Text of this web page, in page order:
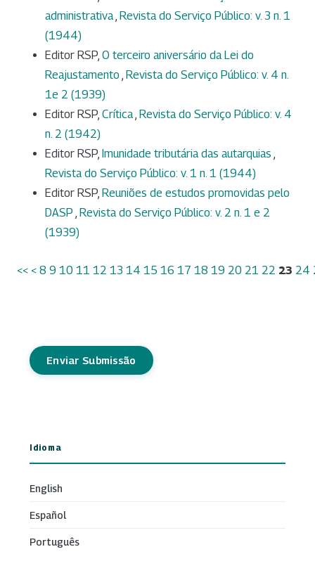
administrativa, Revista do Serviço Público: v. 3 n. 1
(1944)
Editor RSP, O terceiro aniversário da Lei do
Reajustamento , Revista do Serviço Público: v. 4 n.
1e 2 (1939)
Editor RSP, Crítica, Revista do Serviço Público: v. 4
n. 2 (1942)
Editor RSP, Imunidade tributária das autarquias ,
Revista do Serviço Público: v. 1 n. 1 (1944)
Editor RSP, Reuniões de estudos promovidas pelo
DASP , Revista do Serviço Público: v. 2 n. 1 e 2
(1939)
<< < 8 9 10 11 12 13 14 15 16 17 18 19 20 21 22 23 24
Enviar Submissão
Idioma
English
Español
Português